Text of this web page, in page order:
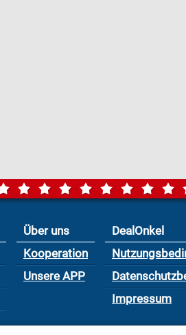
Über uns
Kooperation
Unsere APP
DealOnkel
Impressum